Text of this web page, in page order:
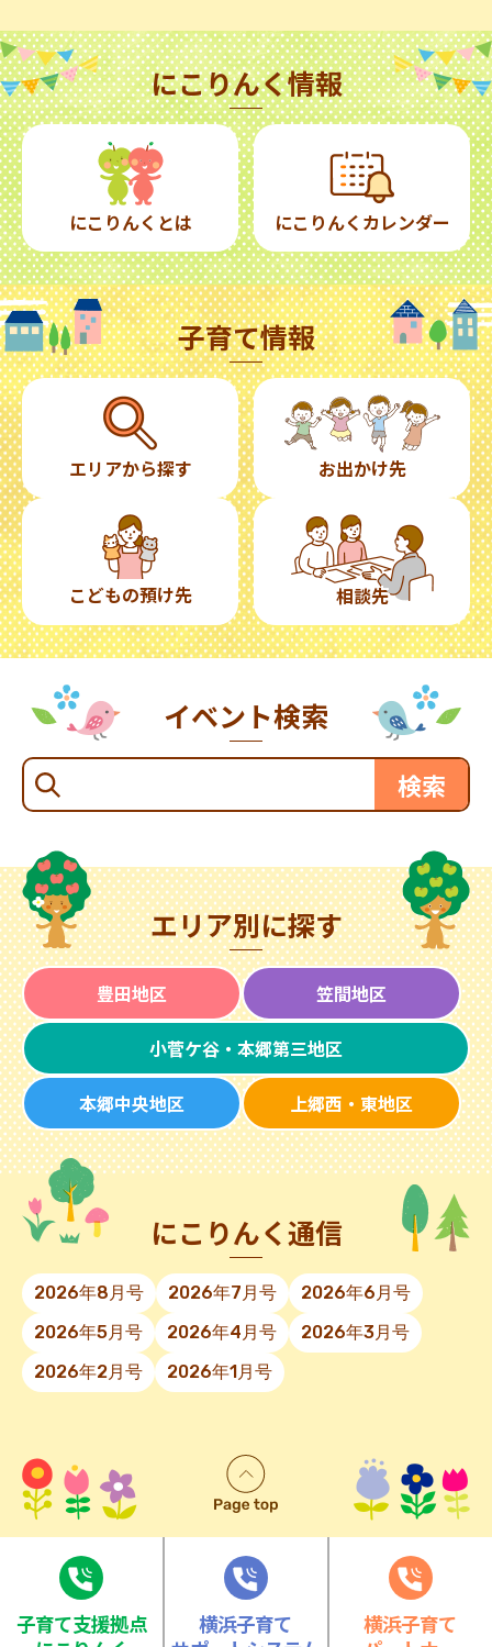
にこりんく情報
にこりんくとは にこりんくカレンダー
子育て情報
エリアから探す お出かけ先
こどもの預け先 相談先
イベント検索
エリア別に探す
豊田地区 笠間地区
小菅ケ谷・本郷第三地区
本郷中央地区 上郷西・東地区
にこりんく通信
2026年8月号 2026年7月号
2026年6月号
2026年5月号
2026年4月号
2026年3月号
2026年2月号
2026年1月号
⼦育て⽀援拠点
横浜子育て
横浜子育て